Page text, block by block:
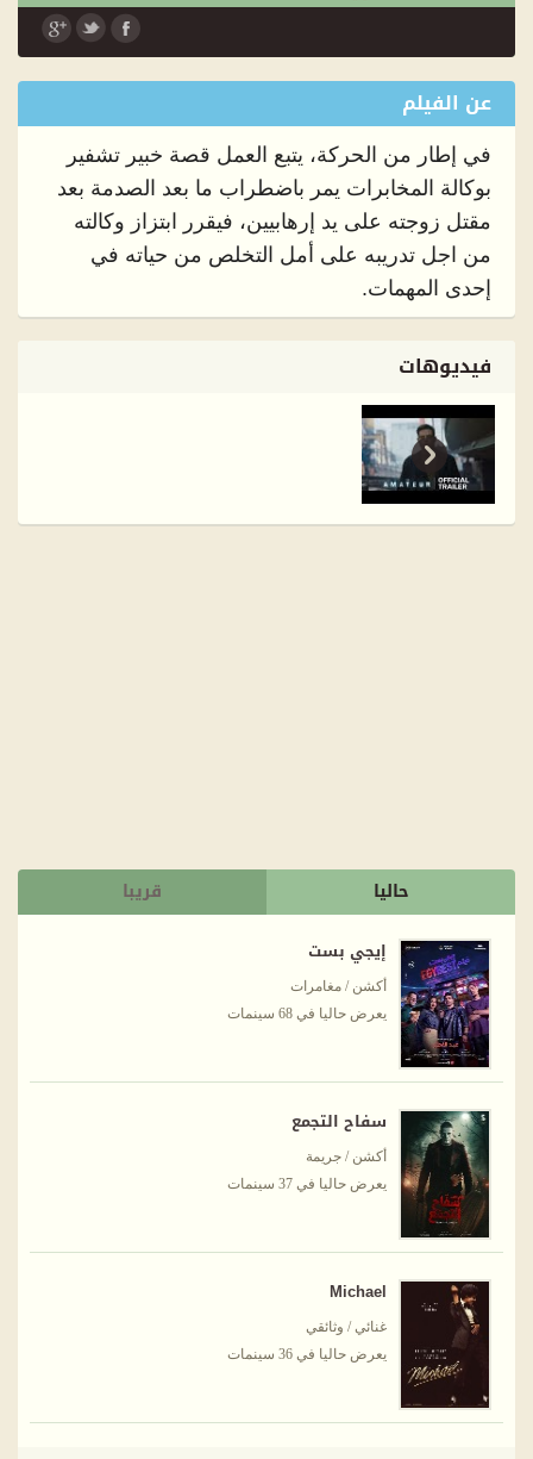
عن الفيلم
في إطار من الحركة، يتبع العمل قصة خبير تشفير
بوكالة المخابرات يمر باضطراب ما بعد الصدمة بعد
مقتل زوجته على يد إرهابيين، فيقرر ابتزاز وكالته
من اجل تدريبه على أمل التخلص من حياته في
إحدى المهمات.
فيديوهات
حاليا قريبا
إيجي بست
أكشن / مغامرات
يعرض حاليا في 68 سينمات
سفاح التجمع
أكشن / جريمة
يعرض حاليا في 37 سينمات
Michael
غنائي / وثائقي
يعرض حاليا في 36 سينمات